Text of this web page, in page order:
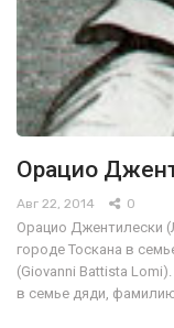
Орацио
Авг 22, 2014 0
Орацио Джентилески
городе Тоскана в
(Giovanni Battista
в семье дяди,